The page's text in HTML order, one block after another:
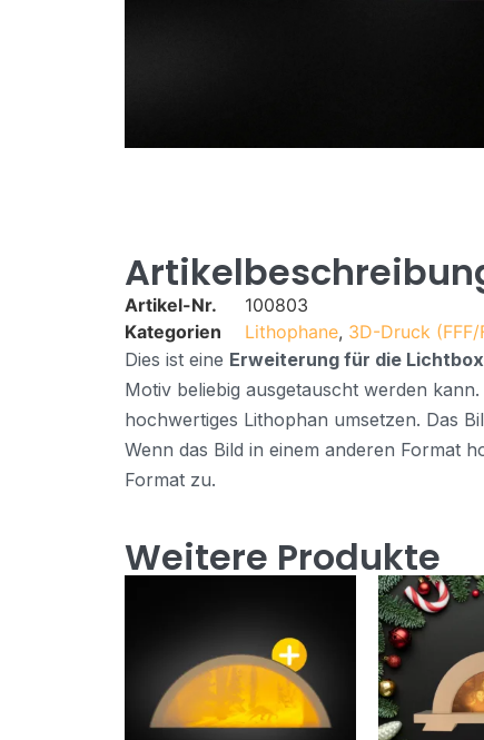
Artikel-Nr.
100803
Kategorien
Lithophane, 3D-Druck (FFF/
Dies ist eine Erweiterung für die
Motiv beliebig ausgetauscht werden
hochwertiges Lithophan umsetzen. Das
Wenn das Bild in einem anderen Format
Format zu.
Weitere Produkte